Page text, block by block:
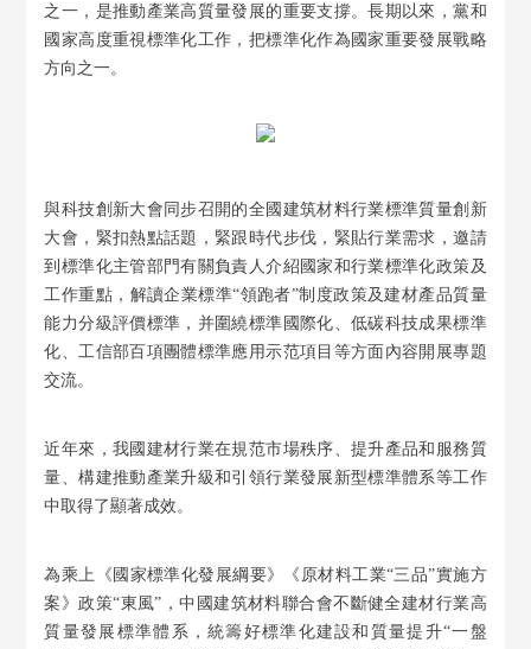
之一，是推動產業高質量發展的重要支撐。長期以來，黨和
國家高度重視標準化工作，把標準化作為國家重要發展戰略
方向之一。
與科技創新大會同步召開的全國建筑材料行業標準質量創新
大會，緊扣熱點話題，緊跟時代步伐，緊貼行業需求，邀請
到標準化主管部門有關負責人介紹國家和行業標準化政策及
工作重點，解讀企業標準“領跑者”制度政策及建材產品質量
能力分級評價標準，并圍繞標準國際化、低碳科技成果標準
化、工信部百項團體標準應用示范項目等方面內容開展專題
交流。
近年來，我國建材行業在規范市場秩序、提升產品和服務質
量、構建推動產業升級和引領行業發展新型標準體系等工作
中取得了顯著成效。
為乘上《國家標準化發展綱要》《原材料工業“三品”實施方
案》政策“東風”，中國建筑材料聯合會不斷健全建材行業高
質量發展標準體系，統籌好標準化建設和質量提升“一盤